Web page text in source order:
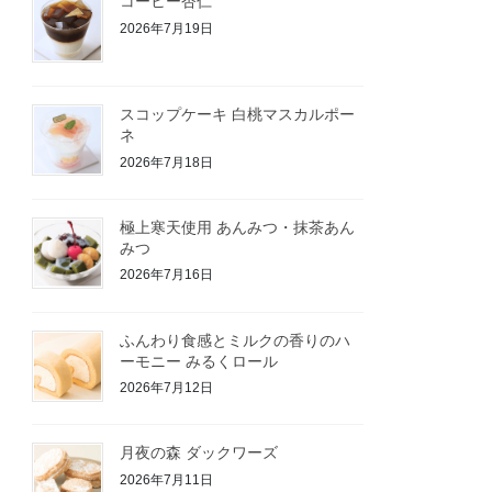
2026年7月19日
スコップケーキ 白桃マスカルポー
ネ
2026年7月18日
極上寒天使用 あんみつ・抹茶あん
みつ
2026年7月16日
ふんわり食感とミルクの香りのハ
ーモニー みるくロール
2026年7月12日
月夜の森 ダックワーズ
2026年7月11日